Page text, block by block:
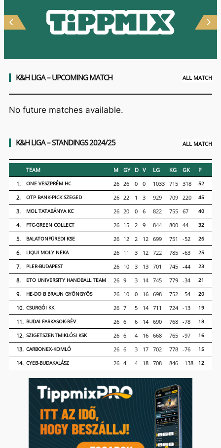
K&H LIGA – UPCOMING MATCH ALL MATCH
No future matches available.
K&H LIGA – STANDINGS 2024/25 ALL MATCH
TEAM M GY D V LG KG GK
P
1.
ONE VESZPRÉM HC 26 26 0 0 1033 715 318 52
2. OTP BANK-PICK SZEGED 26 22 1 3 929 709 220 45
3. MOL TATABÁNYA KC 26 20 0 6 822 755 67 40
4. FTC-GREEN COLLECT 26 15 2 9 844 800 44 32
5. BALATONFÜREDI KSE 26 12 2 12 699 751 -52 26
6. LIQUI MOLY NEKA 26 11 3 12 722 785 -63 25
7. PLER-BUDAPEST 26 10 3 13 701 745 -44 23
8. ETO UNIVERSITY HANDBALL TEAM 26 9 3 14 745 779 -34 21
9. HE-DO B BRAUN GYÖNGYÖS 26 10 0 16 698 752 -54 20
10. CSURGÓI KK 26 7 5 14 711 724 -13 19
11. BUDAI FARKASOK-RÉV 26 6 6 14 690 768 -78 18
12. SZIGETSZENTMIKLÓSI KSK 26 6 4 16 668 765 -97 16
13. CARBONEX-KOMLÓ 26 6 3 17 702 778 -76 15
14. CYEB-BUDAKALÁSZ 26 4 4 18 708 846 -138 12